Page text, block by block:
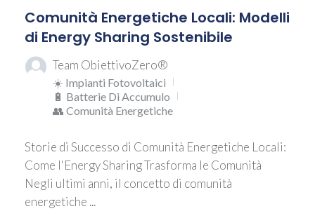
Comunità Energetiche Locali: Modelli
di Energy Sharing Sostenibile
Team ObiettivoZero®
☀️ Impianti Fotovoltaici
🔋 Batterie Di Accumulo
👥 Comunità Energetiche
Storie di Successo di Comunità Energetiche Locali:
Come l'Energy Sharing Trasforma le Comunità
Negli ultimi anni, il concetto di comunità
energetiche ...